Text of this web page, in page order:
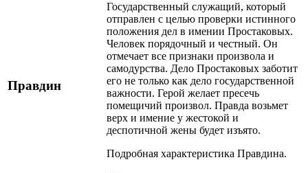
Правдин
Государственный служащий, который
отправлен с целью проверки истинного
положения дел в имении Простаковых.
Человек порядочный и честный. Он
отмечает все признаки произвола и
самодурства. Дело Простаковых заботит
его не только как дело государственной
важности. Герой желает пресечь
помещичий произвол. Правда возьмет
верх и имение у жестокой и
деспотичной жены будет изъято.
Подробная характеристика Правдина.